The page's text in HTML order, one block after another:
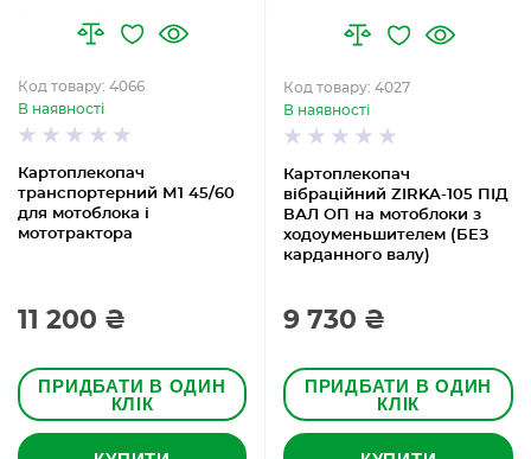
Картоплекопач
транспортерний М1 45/60
для мотоблока і
мототрактора
Код товару: 4066
В наявності
11 200 ₴
ПРИДБАТИ В ОДИН
КЛІК
Картоплекопач
вібраційний ZIRKA-105 ПІД
ВАЛ ОП на мотоблоки з
ходоуменьшителем (БЕЗ
карданного валу)
Код товару: 4027
В наявності
9 730 ₴
ПРИДБАТИ В ОДИН
КЛІК